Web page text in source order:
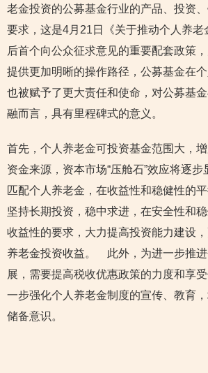
老金投资的公募基金行业的产品、投资
要求，这是4月21日《关于推动个人养老
后首个向公众征求意见的重要配套政策
提供更加明晰的操作路径，公募基金在
也被赋予了更大责任和使命，对公募基
融而言，具有里程碑式的意义。
首先，个人养老金可投资基金范围大，
资金来源，资本市场“压舱石”效应将逐
匹配个人养老金，在收益性和稳健性的
坚持长期投资，稳中求进，在安全性和
收益性的要求，大力提高投资能力建设
养老金投资收益。 此外，为进一步推
展，需要提高税收优惠政策的力度和享
一步强化个人养老金制度的宣传、教育
储备意识。